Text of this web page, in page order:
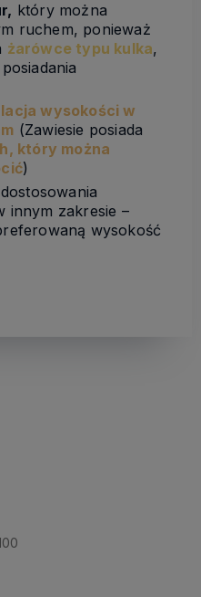
który można
ruchem, ponieważ
żarówce typu kulka,
wysokości w
(Zawiesie posiada
który można
)
innym zakresie –
wysokość